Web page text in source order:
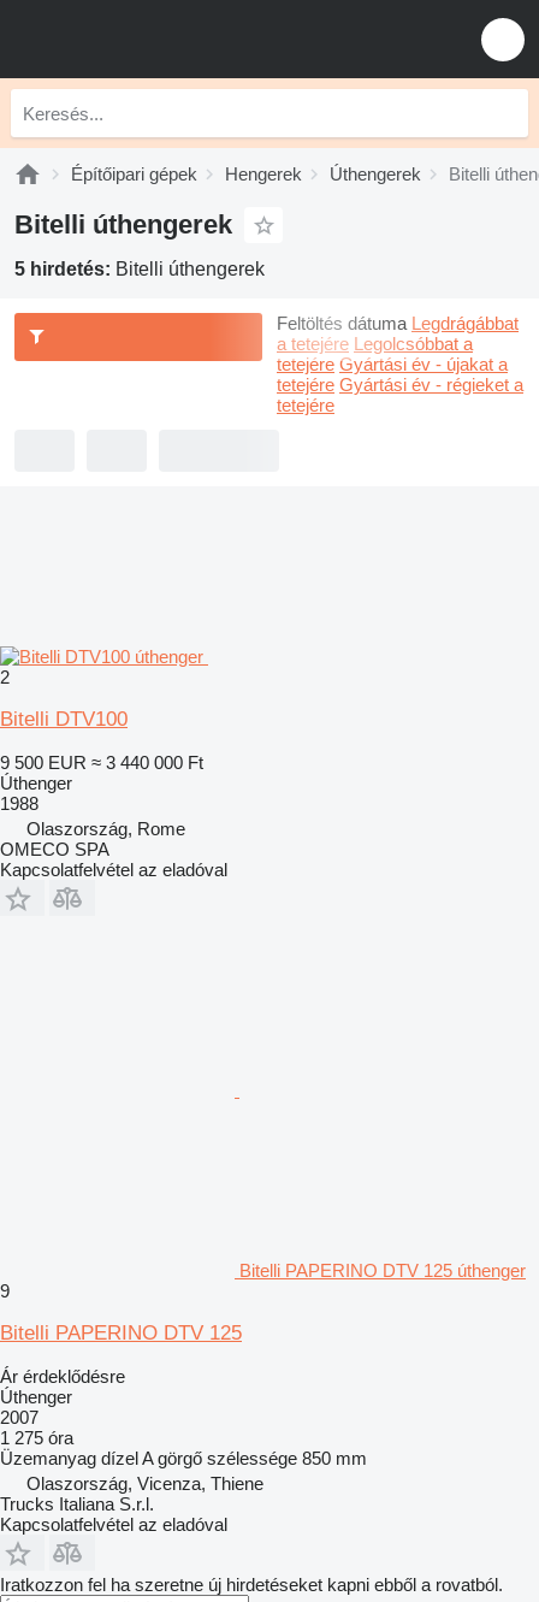
Építőipari gépek Hengerek Úthengerek Bitelli
Bitelli úthengerek
5 hirdetés: Bitelli úthengerek
Feltöltés dátuma Legdrágábbat
a tetejére Legolcsóbbat a
tetejére Gyártási év - újakat a
tetejére Gyártási év - régieket a
tetejére
2
Bitelli DTV100
9 500 EUR ≈ 3 440 000 Ft
Úthenger
1988
Olaszország, Rome
OMECO SPA
Kapcsolatfelvétel az eladóval
Bitelli PAPERINO DTV 125 úthenger
9
Bitelli PAPERINO DTV 125
Ár érdeklődésre
Úthenger
2007
1 275 óra
Üzemanyag dízelA görgő szélessége 850 mm
Olaszország, Vicenza, Thiene
Trucks Italiana S.r.l.
Kapcsolatfelvétel az eladóval
Iratkozzon fel ha szeretne új hirdetéseket kapni ebből a rovatból.